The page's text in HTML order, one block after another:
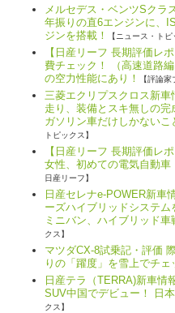
メルセデス・ベンツSクラ
年振りの直6エンジンに、
ジンを搭載！
【ニュース・トピ
【日産リーフ 長期評価レ
費チェック！ （高速道路
の空力性能にあり！
【評論
三菱エクリプスクロス新
走り、装備とスキ無しの完
ガソリン車だけしかないこ
トピックス】
【日産リーフ 長期評価レ
女性、初めての電気自動車
日産リーフ】
日産セレナe-POWER新車
ーズハイブリッドシステ
ミニバン、ハイブリッド車
クス】
マツダCX-8試乗記・評価
りの「躍度」を雪上でチェ
日産テラ（TERRA)新車情
SUV中国でデビュー！ 日
クス】